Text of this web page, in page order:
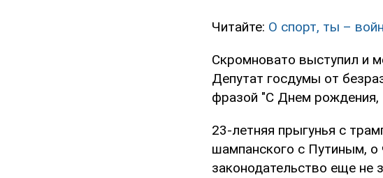
Читайте: О спорт, ты –
Скромновато выступил и
Депутат госдумы от
фразой "С Днем рождения,
23-летняя прыгунья с
шампанского с Путиным, о
законодательство еще не